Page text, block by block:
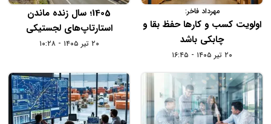
مهرداد فاخر:
اولویت کسب و کارها حفظ بقا و
چابکی باشد
۲۰ تیر ۱۴۰۵ - ۱۶:۴۵
1405؛ سال زنده ماندن
استارتاپ‌های لجستیکی
۲۰ تیر ۱۴۰۵ - ۱۰:۲۸